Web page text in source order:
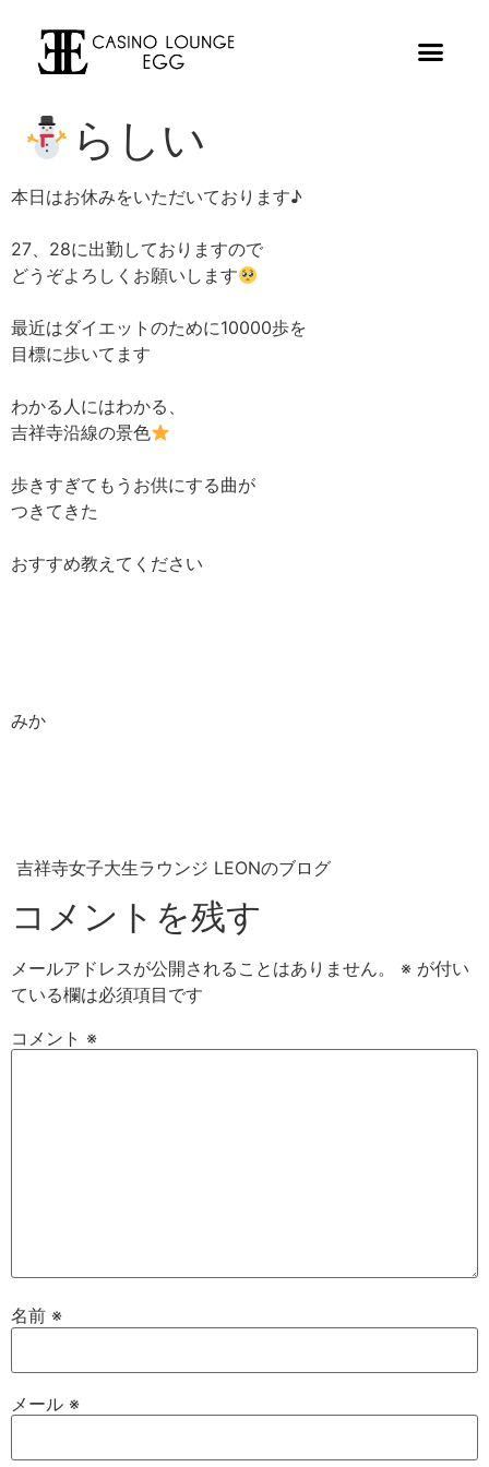
らしい
本日はお休みをいただいております♪
27、28に出勤しておりますので
どうぞよろしくお願いします
最近はダイエットのために10000歩を
目標に歩いてます
わかる人にはわかる、
吉祥寺沿線の景色
歩きすぎてもうお供にする曲が
つきてきた
おすすめ教えてください
みか
吉祥寺女子大生ラウンジ LEONのブログ
コメントを残す
メールアドレスが公開されることはありません。 ※ が付い
ている欄は必須項目です
コメント ※
名前 ※
メール ※